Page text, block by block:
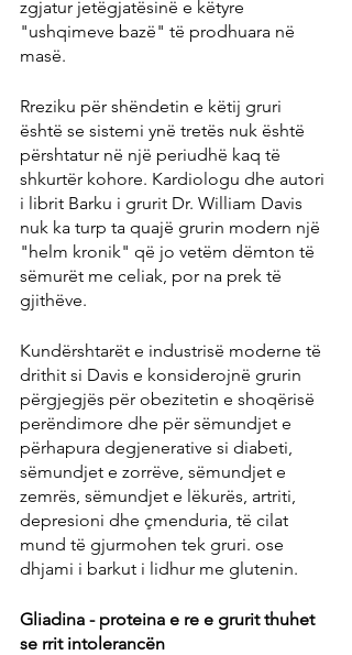
zgjatur jetëgjatësinë e këtyre
"ushqimeve bazë" të prodhuara në
masë.
Rreziku për shëndetin e këtij gruri
është se sistemi ynë tretës nuk është
përshtatur në një periudhë kaq të
shkurtër kohore. Kardiologu dhe autori
i librit Barku i grurit Dr. William Davis
nuk ka turp ta quajë grurin modern një
"helm kronik" që jo vetëm dëmton të
sëmurët me celiak, por na prek të
gjithëve.
Kundërshtarët e industrisë moderne të
drithit si Davis e konsiderojnë grurin
përgjegjës për obezitetin e shoqërisë
perëndimore dhe për sëmundjet e
përhapura degjenerative si diabeti,
sëmundjet e zorrëve, sëmundjet e
zemrës, sëmundjet e lëkurës, artriti,
depresioni dhe çmenduria, të cilat
mund të gjurmohen tek gruri. ose
dhjami i barkut i lidhur me glutenin.
Gliadina - proteina e re e grurit thuhet
se rrit intolerancën